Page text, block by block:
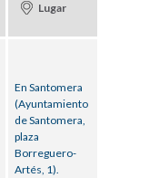
Lugar
En Santomera
(Ayuntamiento
de Santomera,
plaza
Borreguero-
Artés, 1).